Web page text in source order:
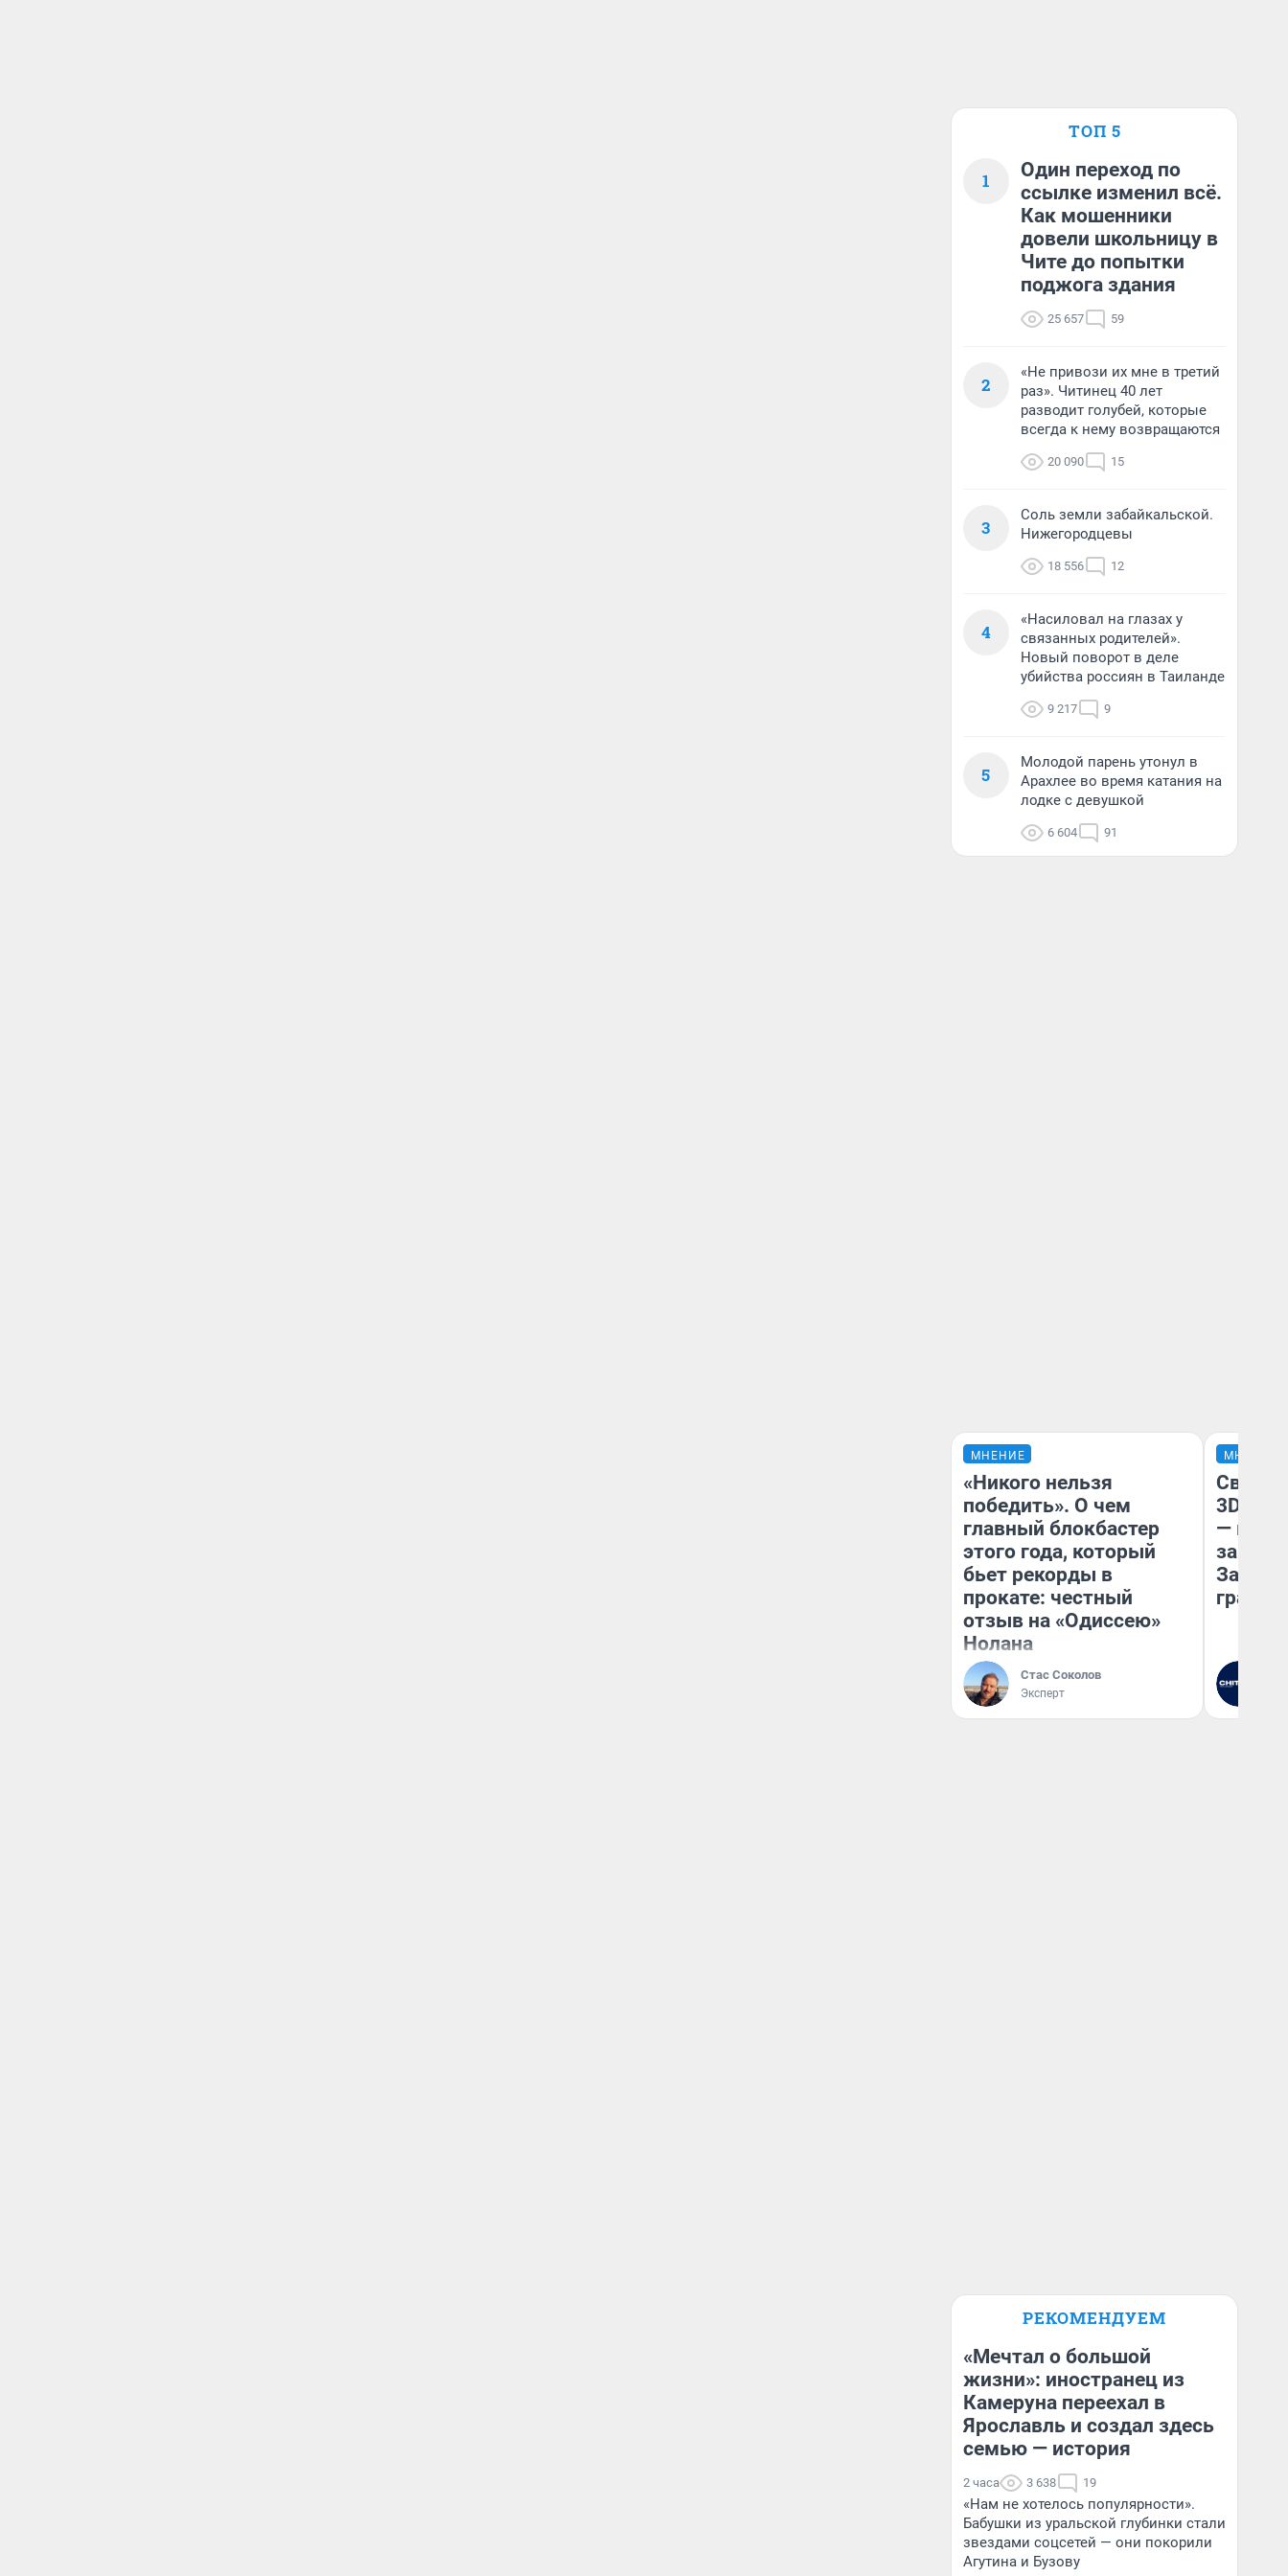
ТОП 5
1
Один переход по
ссылке изменил всё.
Как мошенники
довели школьницу в
Чите до попытки
поджога здания
25 657 59
2
«Не привози их мне в третий
раз». Читинец 40 лет
разводит голубей, которые
всегда к нему возвращаются
20 090 15
3
Соль земли забайкальской.
Нижегородцевы
18 556 12
4
«Насиловал на глазах у
связанных родителей».
Новый поворот в деле
убийства россиян в Таиланде
9 217 9
5
Молодой парень утонул в
Арахлее во время катания на
лодке с девушкой
6 604 91
МНЕНИЕ
«Никого нельзя
победить». О чем
главный блокбастер
этого года, который
бьет рекорды в
прокате: честный
отзыв на «Одиссею»
Нолана
Стас Соколов
Эксперт
МНЕНИЕ
— как
РЕКОМЕНДУЕМ
«Мечтал о большой
жизни»: иностранец из
Камеруна переехал в
Ярославль и создал здесь
семью — история
2 часа 3 638 19
«Нам не хотелось популярности».
Бабушки из уральской глубинки стали
звездами соцсетей — они покорили
Агутина и Бузову